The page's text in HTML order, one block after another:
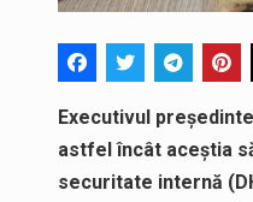
Executivul
astfel încât aceştia
securitate internă